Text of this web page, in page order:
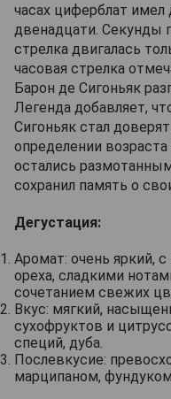
часах циферблат
двенадцати. Секунды
стрелка двигалась
часовая стрелка
Барон де Сигоньяк
Легенда добавляет,
Сигоньяк стал
определении
остались
сохранил память о
Дегустация:
Аромат: очень яркий,
ореха, сладкими
сочетанием свежих
Вкус: мягкий,
сухофруктов и
специй, дуба.
Послевкусие:
марципаном,